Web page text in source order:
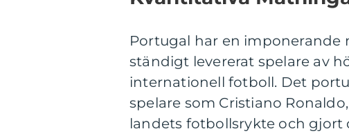
Portugal har en
ständigt levererat spelare av
internationell fotboll. Det
spelare som Cristiano
landets fotbollsrykte och